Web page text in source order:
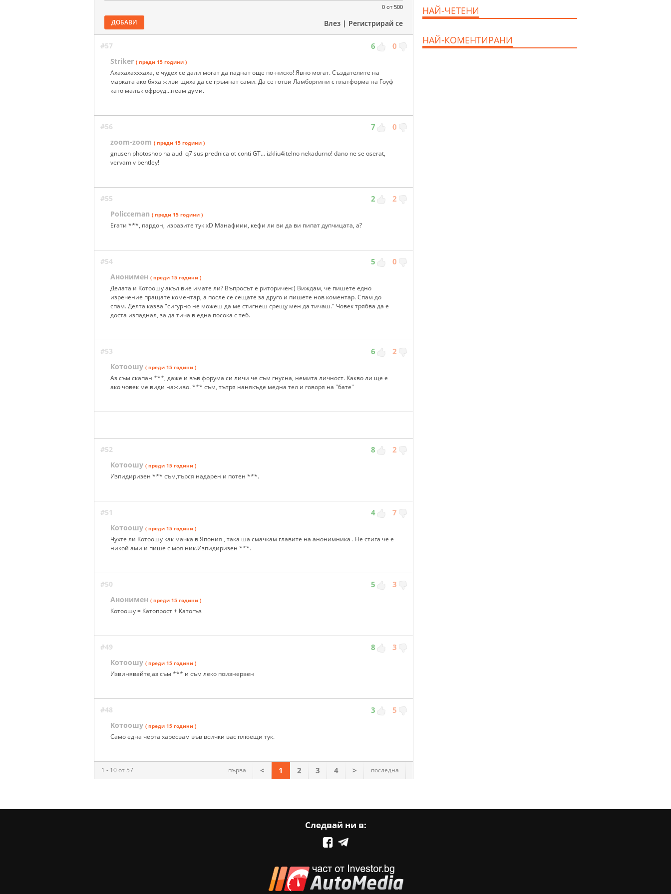
0 от 500
ДОБАВИ Влез | Регистрирай се
#57 6 0
Striker ( преди 15 години )
Ахахахахххаха, е чудех се дали могат да паднат още по-ниско! Явно могат. Създателите на
марката ако бяха живи щяха да се гръмнат сами. Да се готви Ламборгини с платформа на Гоуф
като малък офроуд...неам думи.
#56 7 0
zoom-zoom ( преди 15 години )
gnusen photoshop na audi q7 sus prednica ot conti GT... izkliu4itelno nekadurno! dano ne se oserat,
vervam v bentley!
#55 2 2
Policceman ( преди 15 години )
Eгати ***, пардон, изразите тук xD Манафиии, кефи ли ви да ви пипат дупчицата, а?
#54 5 0
Анонимен ( преди 15 години )
Делата и Котоошу акъл вие имате ли? Въпросът е риторичен:) Виждам, че пишете едно
изречение пращате коментар, а после се сещате за друго и пишете нов коментар. Спам до
спам. Делта казва "сигурно не можеш да ме стигнеш срещу мен да тичаш." Човек трябва да е
доста изпаднал, за да тича в една посока с теб.
#53 6 2
Котоошу ( преди 15 години )
Аз съм скапан ***, даже и във форума си личи че съм гнусна, немита личност. Какво ли ще е
ако човек ме види наживо. *** съм, тътря нанякъде медна тел и говоря на "бате"
#52 8 2
Котоошу ( преди 15 години )
Изпидиризен *** съм,търся надарен и потен ***.
#51 4 7
Котоошу ( преди 15 години )
Чухте ли Котоошу как мачка в Япония , така ша смачкам главите на анонимника . Не стига че е
никой ами и пише с моя ник.Изпидиризен ***.
#50 5 3
Анонимен ( преди 15 години )
Котоошу = Катопрост + Катогъз
#49 8 3
Котоошу ( преди 15 години )
Извинявайте,аз съм *** и съм леко поизнервен
#48 3 5
Koтоошу ( преди 15 години )
Само една черта харесвам във всички вас плюещи тук.
1 - 10 от 57 първа < 1 2 3 4 > последна
800 EUR
НАЙ-ЧЕТЕНИ
НАЙ-КОМЕНТИРАНИ
Следвай ни в: